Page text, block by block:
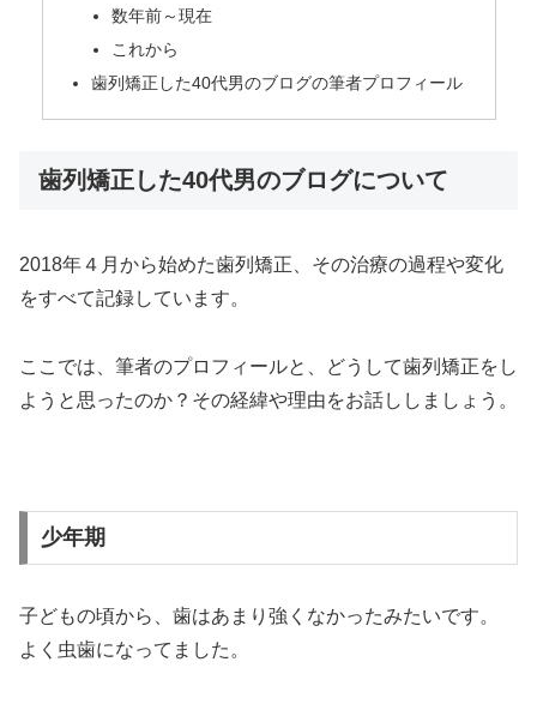
数年前～現在
これから
歯列矯正した40代男のブログの筆者プロフィール
歯列矯正した40代男のブログについて
2018年４月から始めた歯列矯正、その治療の過程や変化
をすべて記録しています。
ここでは、筆者のプロフィールと、どうして歯列矯正をし
ようと思ったのか？その経緯や理由をお話ししましょう。
少年期
子どもの頃から、歯はあまり強くなかったみたいです。
よく虫歯になってました。